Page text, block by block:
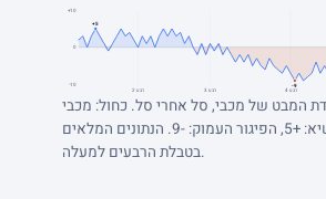
+10
0
-10
+5
-9
רבע 2 רבע 3 רבע 4
המבט של מכבי, סל אחרי סל. כחול: מכבי
מובילה. השיא: +5, הפיגור העמוק: -9. הנתונים המלאים
בטבלת הרבעים למעלה.